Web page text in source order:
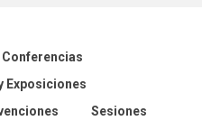
Conferencias
Exposiciones
Sesiones